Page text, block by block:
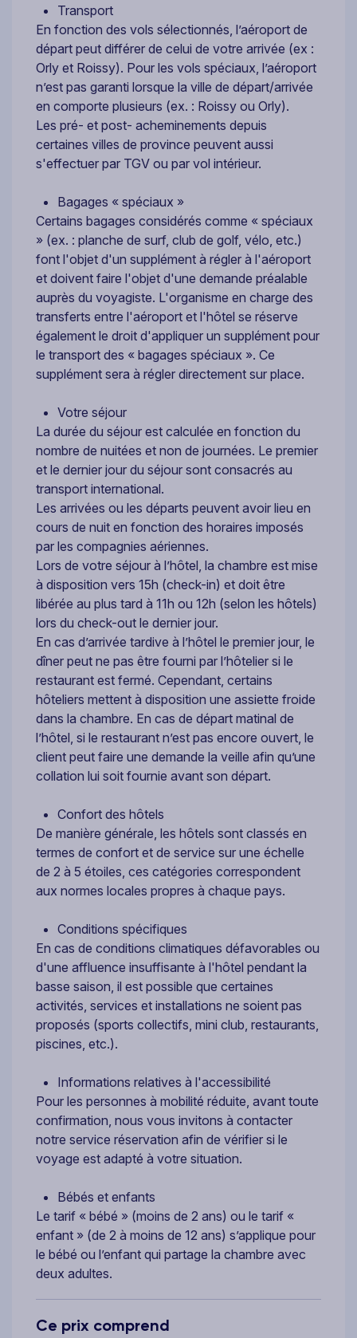
Transport
En fonction des vols sélectionnés, l’aéroport de
départ peut différer de celui de votre arrivée (ex :
Orly et Roissy). Pour les vols spéciaux, l’aéroport
n’est pas garanti lorsque la ville de départ/arrivée
en comporte plusieurs (ex. : Roissy ou Orly).
Les pré- et post- acheminements depuis
certaines villes de province peuvent aussi
s'effectuer par TGV ou par vol intérieur.
Bagages « spéciaux »
Certains bagages considérés comme « spéciaux
» (ex. : planche de surf, club de golf, vélo, etc.)
font l'objet d'un supplément à régler à l'aéroport
et doivent faire l'objet d'une demande préalable
auprès du voyagiste. L'organisme en charge des
transferts entre l'aéroport et l'hôtel se réserve
également le droit d'appliquer un supplément pour
le transport des « bagages spéciaux ». Ce
supplément sera à régler directement sur place.
Votre séjour
La durée du séjour est calculée en fonction du
nombre de nuitées et non de journées. Le premier
et le dernier jour du séjour sont consacrés au
transport international.
Les arrivées ou les départs peuvent avoir lieu en
cours de nuit en fonction des horaires imposés
par les compagnies aériennes.
Lors de votre séjour à l’hôtel, la chambre est mise
à disposition vers 15h (check-in) et doit être
libérée au plus tard à 11h ou 12h (selon les hôtels)
lors du check-out le dernier jour.
En cas d’arrivée tardive à l’hôtel le premier jour, le
dîner peut ne pas être fourni par l’hôtelier si le
restaurant est fermé. Cependant, certains
hôteliers mettent à disposition une assiette froide
dans la chambre. En cas de départ matinal de
l’hôtel, si le restaurant n’est pas encore ouvert, le
client peut faire une demande la veille afin qu’une
collation lui soit fournie avant son départ.
Confort des hôtels
De manière générale, les hôtels sont classés en
termes de confort et de service sur une échelle
de 2 à 5 étoiles, ces catégories correspondent
aux normes locales propres à chaque pays.
Conditions spécifiques
En cas de conditions climatiques défavorables ou
d'une affluence insuffisante à l'hôtel pendant la
basse saison, il est possible que certaines
activités, services et installations ne soient pas
proposés (sports collectifs, mini club, restaurants,
piscines, etc.).
Informations relatives à l'accessibilité
Pour les personnes à mobilité réduite, avant toute
confirmation, nous vous invitons à contacter
notre service réservation afin de vérifier si le
voyage est adapté à votre situation.
Bébés et enfants
Le tarif « bébé » (moins de 2 ans) ou le tarif «
enfant » (de 2 à moins de 12 ans) s’applique pour
le bébé ou l’enfant qui partage la chambre avec
deux adultes.
Ce prix comprend